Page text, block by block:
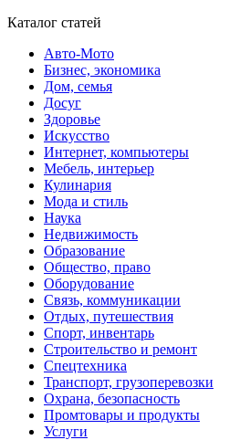
Каталог статей
Авто-Мото
Бизнес, экономика
Дом, семья
Досуг
Здоровье
Искусство
Интернет, компьютеры
Мебель, интерьер
Кулинария
Мода и стиль
Наука
Недвижимость
Образование
Общество, право
Оборудование
Связь, коммуникации
Отдых, путешествия
Спорт, инвентарь
Строительство и ремонт
Спецтехника
Транспорт, грузоперевозки
Охрана, безопасность
Промтовары и продукты
Услуги